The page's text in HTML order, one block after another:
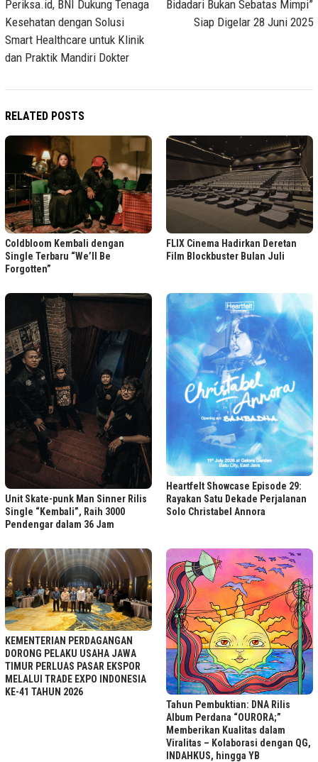
Periksa.id, BNI Dukung Tenaga
Kesehatan dengan Solusi
Smart Healthcare untuk Klinik
dan Praktik Mandiri Dokter
Bidadari Bukan Sebatas Mimpi”
Siap Digelar 28 Juni 2025
RELATED POSTS
Coldbloom Kembali dengan
Single Terbaru “We’ll Be
Forgotten”
FLIX Cinema Hadirkan Deretan
Film Blockbuster Bulan Juli
Unit Skate-punk Man Sinner Rilis
Single “Kembali”, Raih 3000
Pendengar dalam 36 Jam
Heartfelt Showcase Episode 29:
Rayakan Satu Dekade Perjalanan
Solo Christabel Annora
KEMENTERIAN PERDAGANGAN
DORONG PELAKU USAHA JAWA
TIMUR PERLUAS PASAR EKSPOR
MELALUI TRADE EXPO INDONESIA
KE-41 TAHUN 2026
Tahun Pembuktian: DNA Rilis
Album Perdana “OURORA;”
Memberikan Kualitas dalam
Viralitas – Kolaborasi dengan QG,
INDAHKUS, hingga YB